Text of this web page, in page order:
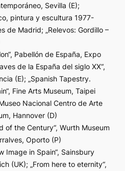
Sevilla (E);
pintura y escultura 1977-
de Madrid; „Relevos: Gordillo –
Pabellón de España, Expo
de la España del siglo XX“,
(E); „Spanish Tapestry.
Fine Arts Museum, Taipei
Nacional Centro de Arte
Hannover (D)
of the Century“, Wurth Museum
Oporto (P)
Image in Spain“, Sainsbury
(UK); „From here to eternity“,